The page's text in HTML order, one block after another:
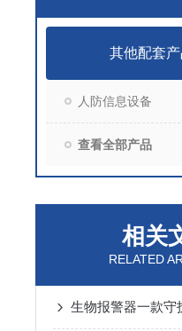
其他配套
人防信息设备
查看全部产品
相关
RELATED